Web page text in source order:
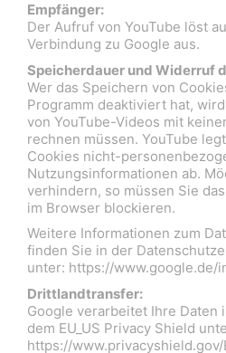
Empfänger:
Der Aufruf von YouTube löst
Verbindung zu Google aus.
Speicherdauer und Widerruf
Wer das Speichern von
Programm deaktiviert hat,
von YouTube-Videos mit
rechnen müssen. YouTube
Cookies nicht-
Nutzungsinformationen ab.
verhindern, so müssen Sie
im Browser blockieren.
Weitere Informationen zum
finden Sie in der
unter: https://www.google.de/
Drittlandtransfer:
Google verarbeitet Ihre Daten
dem EU_US Privacy Shield
https://